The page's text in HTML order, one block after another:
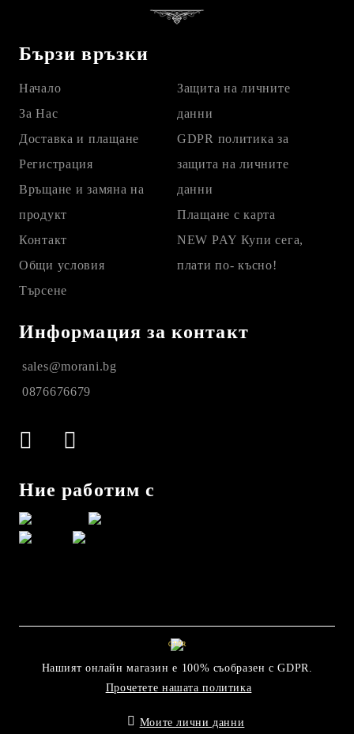
Бързи връзки
Начало
За Нас
Доставка и плащане
Регистрация
Връщане и замяна на
продукт
Контакт
Общи условия
Търсене
Защита на личните
данни
GDPR политика за
защита на личните
данни
Плащане с карта
NEW PAY Купи сега,
плати по- късно!
Информация за контакт
sales@morani.bg
0876676679
Ние работим с
GDPR
Нашият онлайн магазин е 100% съобразен с GDPR.
Прочетете нашата политика
Моите лични данни